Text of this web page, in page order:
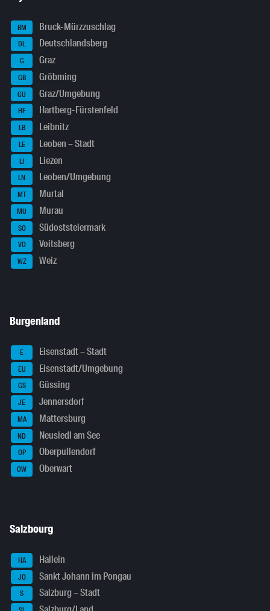
BM Bruck-Mürzzuschlag
DL Deutschlandsberg
G Graz
GB Gröbming
GU Graz/Umgebung
HF Hartberg-Fürstenfeld
LB Leibnitz
LE Leoben – Stadt
LI Liezen
LN Leoben/Umgebung
MT Murtal
MU Murau
SO Südoststeiermark
VO Voitsberg
WZ Weiz
Burgenland
E Eisenstadt – Stadt
EU Eisenstadt/Umgebung
GS Güssing
JE Jennersdorf
MA Mattersburg
ND Neusiedl am See
OP Oberpullendorf
OW Oberwart
Salzbourg
HA Hallein
JO Sankt Johann im Pongau
S Salzburg – Stadt